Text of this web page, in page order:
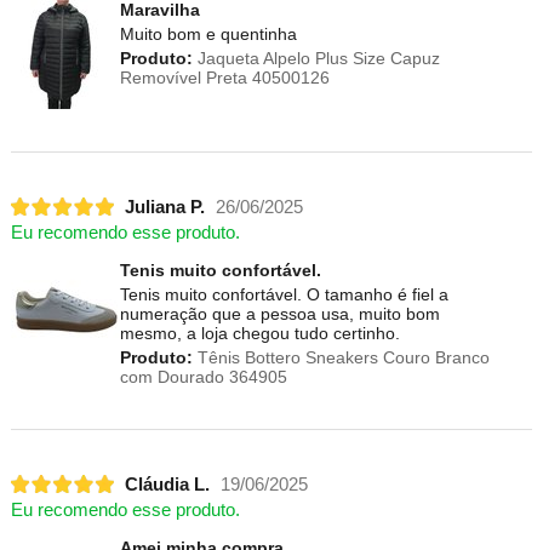
Maravilha
Muito bom e quentinha
Produto: Jaqueta Alpelo Plus Size Capuz
Removível Preta 40500126
Juliana P.
26/06/2025
Eu recomendo esse produto.
Tenis muito confortável.
Tenis muito confortável. O tamanho é fiel a
numeração que a pessoa usa, muito bom
mesmo, a loja chegou tudo certinho.
Produto: Tênis Bottero Sneakers Couro Branco
com Dourado 364905
Cláudia L.
19/06/2025
Eu recomendo esse produto.